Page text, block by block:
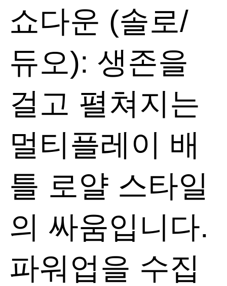
쇼다운 (솔로/
듀오): 생존을
걸고 펼쳐지는
멀티플레이 배
틀 로얄 스타일
의 싸움입니다.
파워업을 수집